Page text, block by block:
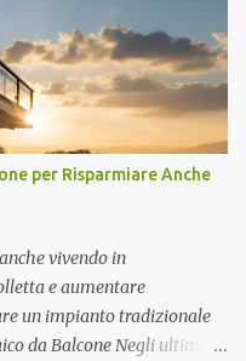
alle ore 4,56 (ora
in fase di discesa del
formato da
Aldrin (pilota del modulo
(pilota della navicella
attendere il ritorno degli
la storica missione
ha messo a punto uno
per Risparmiare Anche
vivendo in
e aumentare
un impianto tradizionale
da Balcone Negli ultimi